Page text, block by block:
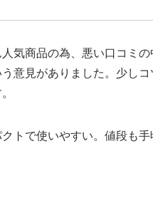
気商品の為、悪い口コミの
意見がありました。少し
トで使いやすい。値段も